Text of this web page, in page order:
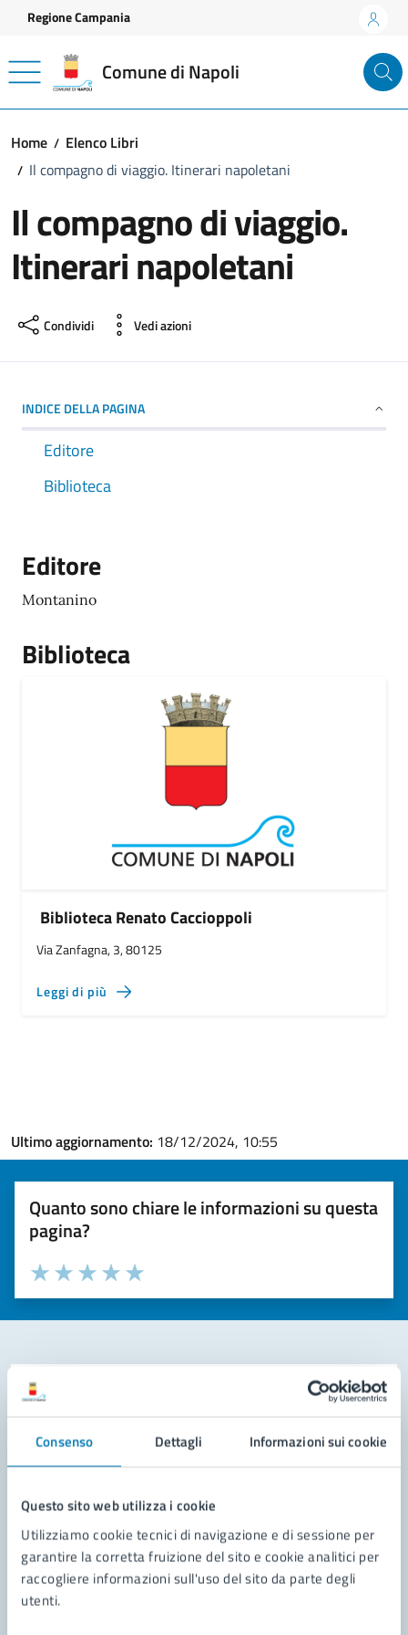
Consenso Dettagli Informazioni sui cookie
Questo sito web utilizza i cookie
Utilizziamo cookie tecnici di navigazione e di sessione per
garantire la corretta fruizione del sito e cookie analitici per
raccogliere informazioni sull'uso del sito da parte degli
utenti.
Vai ai contenuti
Vai al footer
Regione Campania
Comune di Napoli
Home
Elenco Libri
Il compagno di viaggio. Itinerari napoletani
Il compagno di viaggio.
Itinerari napoletani
Condividi Vedi azioni
INDICE DELLA PAGINA
Editore
Biblioteca
Editore
Montanino
Biblioteca
Biblioteca Renato Caccioppoli
Via Zanfagna, 3, 80125
Leggi di più
Ultimo aggiornamento: 18/12/2024, 10:55
Quanto sono chiare le informazioni su questa
pagina?
Valuta la chiarezza delle informazioni (da 1 a 5 stelle)
Seleziona il numero di stelle per valutare la chiarezza delle
Valuta 5 stelle su 5
Valuta 4 stelle su 5
Valuta 3 stelle su 5
Valuta 2 stelle su 5
Valuta 1 stelle su 5
Contatta il comune
Leggi le domande frequenti
Richiedi assistenza
Prenota appuntamento
Problemi in città